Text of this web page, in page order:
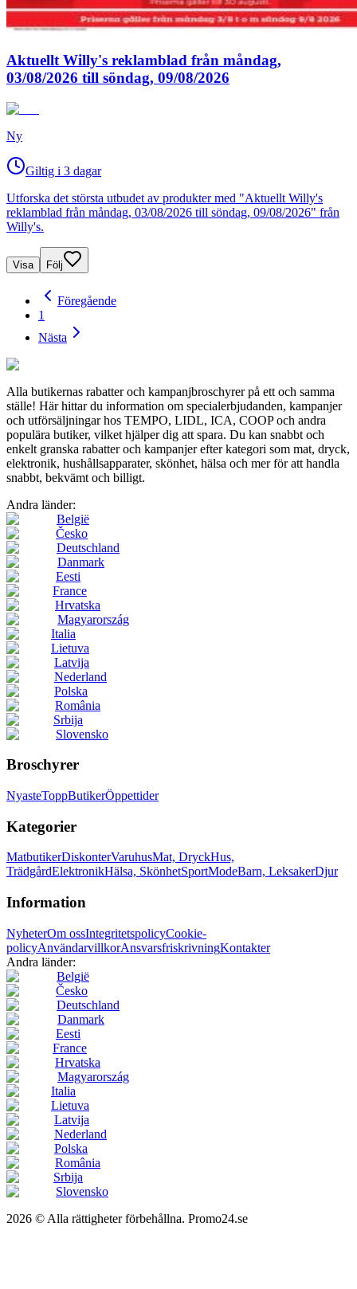
Aktuellt Willy's reklamblad från måndag,
03/08/2026 till söndag, 09/08/2026
Ny
Giltig i 3 dagar
Utforska det största utbudet av produkter med "Aktuellt Willy's
reklamblad från måndag, 03/08/2026 till söndag, 09/08/2026" från
Willy's.
Visa Följ
Föregående
1
Nästa
Alla butikernas rabatter och kampanjbroschyrer på ett och samma
ställe! Här hittar du information om specialerbjudanden, kampanjer
och utförsäljningar hos TEMPO, LIDL, ICA, COOP och andra
populära butiker, vilket hjälper dig att spara. Du kan snabbt och
enkelt granska rabatter och kampanjer efter kategori som mat, dryck,
elektronik, hushållsapparater, skönhet, hälsa och mer för att handla
snabbt, bekvämt och billigt.
Andra länder:
België
Česko
Deutschland
Danmark
Eesti
France
Hrvatska
Magyarország
Italia
Lietuva
Latvija
Nederland
Polska
România
Srbija
Slovensko
Broschyrer
NyasteToppButikerÖppettider
Kategorier
MatbutikerDiskonterVaruhusMat, DryckHus,
TrädgårdElektronikHälsa, SkönhetSportModeBarn, LeksakerDjur
Information
NyheterOm ossIntegritetspolicyCookie-
policyAnvändarvillkorAnsvarsfriskrivningKontakter
Andra länder:
België
Česko
Deutschland
Danmark
Eesti
France
Hrvatska
Magyarország
Italia
Lietuva
Latvija
Nederland
Polska
România
Srbija
Slovensko
2026 © Alla rättigheter förbehållna. Promo24.se